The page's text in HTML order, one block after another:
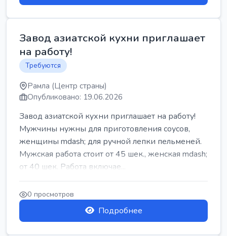
Завод азиатской кухни приглашает
на работу!
Требуются
Рамла (Центр страны)
Опубликовано: 19.06.2026
Завод азиатской кухни приглашает на работу!
Мужчины нужны для приготовления соусов,
женщины mdash; для ручной лепки пельменей.
Мужская работа стоит от 45 шек., женская mdash;
от 40 шек. Работа включае...
0 просмотров
Подробнее